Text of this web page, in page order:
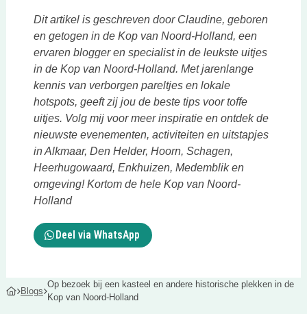
Dit artikel is geschreven door Claudine, geboren
en getogen in de Kop van Noord-Holland, een
ervaren blogger en specialist in de leukste uitjes
in de Kop van Noord-Holland. Met jarenlange
kennis van verborgen pareltjes en lokale
hotspots, geeft zij jou de beste tips voor toffe
uitjes. Volg mij voor meer inspiratie en ontdek de
nieuwste evenementen, activiteiten en uitstapjes
in Alkmaar, Den Helder, Hoorn, Schagen,
Heerhugowaard, Enkhuizen, Medemblik en
omgeving! Kortom de hele Kop van Noord-
Holland
Deel via WhatsApp
Blogs
Op bezoek bij een kasteel en andere historische plekken in de
Kop van Noord-Holland